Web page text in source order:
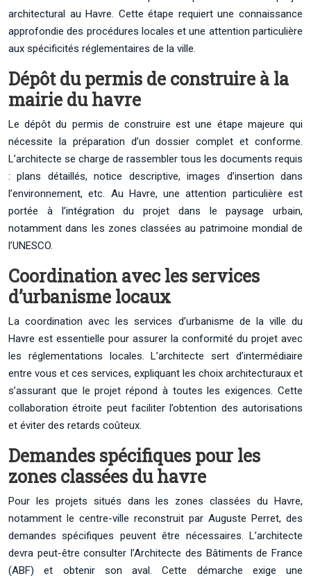
architectural au Havre. Cette étape requiert une connaissance
approfondie des procédures locales et une attention particulière
aux spécificités réglementaires de la ville.
Dépôt du permis de construire à la
mairie du havre
Le dépôt du permis de construire est une étape majeure qui
nécessite la préparation d’un dossier complet et conforme.
L’architecte se charge de rassembler tous les documents requis
: plans détaillés, notice descriptive, images d’insertion dans
l’environnement, etc. Au Havre, une attention particulière est
portée à l’intégration du projet dans le paysage urbain,
notamment dans les zones classées au patrimoine mondial de
l’UNESCO.
Coordination avec les services
d’urbanisme locaux
La coordination avec les services d’urbanisme de la ville du
Havre est essentielle pour assurer la conformité du projet avec
les réglementations locales. L’architecte sert d’intermédiaire
entre vous et ces services, expliquant les choix architecturaux et
s’assurant que le projet répond à toutes les exigences. Cette
collaboration étroite peut faciliter l’obtention des autorisations
et éviter des retards coûteux.
Demandes spécifiques pour les
zones classées du havre
Pour les projets situés dans les zones classées du Havre,
notamment le centre-ville reconstruit par Auguste Perret, des
demandes spécifiques peuvent être nécessaires. L’architecte
devra peut-être consulter l’Architecte des Bâtiments de France
(ABF) et obtenir son aval. Cette démarche exige une